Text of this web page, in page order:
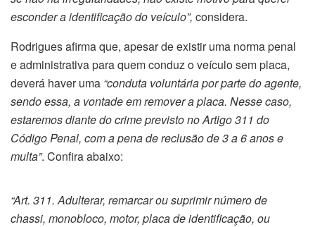
esconder a identificação do veículo”, considera.
Rodrigues afirma que, apesar de existir uma norma penal
e administrativa para quem conduz o veículo sem placa,
deverá haver uma “conduta voluntária por parte do agente,
sendo essa, a vontade em remover a placa. Nesse caso,
estaremos diante do crime previsto no Artigo 311 do
Código Penal, com a pena de reclusão de 3 a 6 anos e
multa”. Confira abaixo:
“Art. 311. Adulterar, remarcar ou suprimir número de
chassi, monobloco, motor, placa de identificação, ou